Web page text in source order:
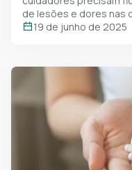
de lesões e dores nas
19 de junho de 2025